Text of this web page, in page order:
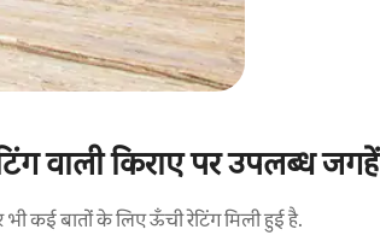
वाली किराए पर उपलब्ध जगहें
कई बातों के लिए ऊँची रेटिंग मिली हुई है.